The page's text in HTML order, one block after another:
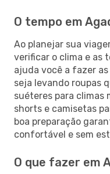
O tempo em
Ao planejar sua
verificar o clima e as
ajuda você a fazer
seja levando roupas
suéteres para climas
shorts e camisetas
boa preparação
confortável e sem
O que fazer em